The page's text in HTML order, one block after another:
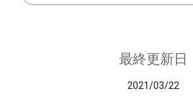
最終更新日
2021/03/22